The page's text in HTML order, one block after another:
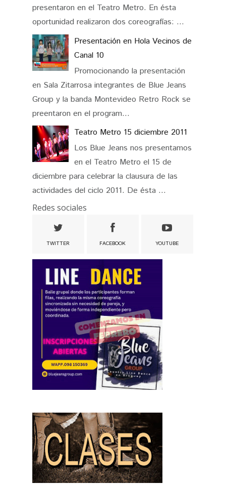
presentaron en el Teatro Metro. En ésta
oportunidad realizaron dos coreografías: ...
Presentación en Hola Vecinos de
Canal 10
Promocionando la presentación
en Sala Zitarrosa integrantes de Blue Jeans
Group y la banda Montevideo Retro Rock se
preentaron en el program...
Teatro Metro 15 diciembre 2011
Los Blue Jeans nos presentamos
en el Teatro Metro el 15 de
diciembre para celebrar la clausura de las
actividades del ciclo 2011. De ésta ...
Redes sociales
TWITTER FACEBOOK YOUTUBE